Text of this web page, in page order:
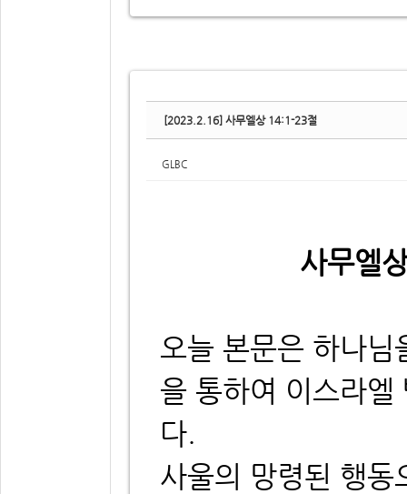
[2023.2.16] 사무엘상 14:1-23절
GLBC
사무엘
오늘 본문은 하나님
을 통하여 이스라엘
다.
사울의 망령된 행동